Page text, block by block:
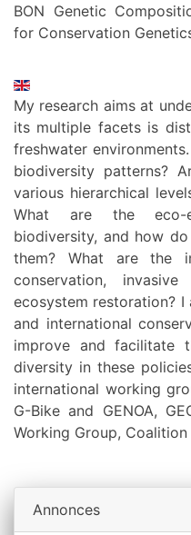
BON Genetic
for Conservation
My research aims at
its multiple facets is
freshwater
biodiversity patterns?
various hierarchical
What are the eco-
biodiversity, and how
them? What are the
conservation,
ecosystem restoration?
and international
improve and facilitate
diversity in these
international working
G-Bike and GENOA,
Working Group,
Annonces